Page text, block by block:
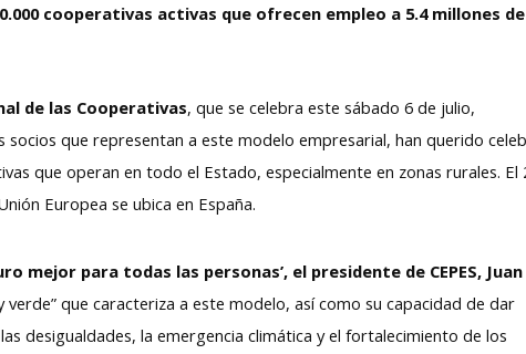
cooperativas activas que ofrecen empleo a 5.4 millones de
de las Cooperativas, que se celebra este sábado 6 de julio,
socios que representan a este modelo empresarial, han querido
que operan en todo el Estado, especialmente en zonas rurales. El
Europea se ubica en España.
mejor para todas las personas’, el presidente de CEPES, Juan
que caracteriza a este modelo, así como su capacidad de dar
desigualdades, la emergencia climática y el fortalecimiento de los